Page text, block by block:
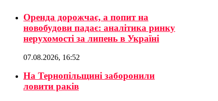
Оренда дорожчає, а попит на
новобудови падає: аналітика ринку
нерухомості за липень в Україні
07.08.2026, 16:52
На Тернопільщині заборонили
ловити раків